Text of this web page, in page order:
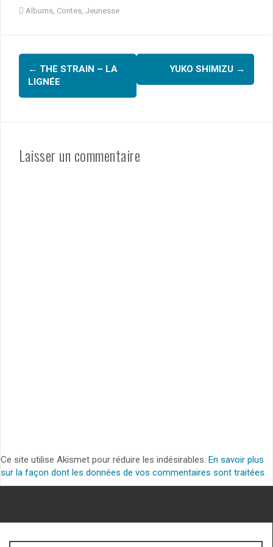
ce
o
o
k
t
er
Albums, Contes, Jeunesse
Navigation
d'article
← THE STRAIN – LA
LIGNÉE
YUKO SHIMIZU →
Laisser un commentaire
Ce site utilise Akismet pour réduire les indésirables. En savoir plus
sur la façon dont les données de vos commentaires sont traitées.